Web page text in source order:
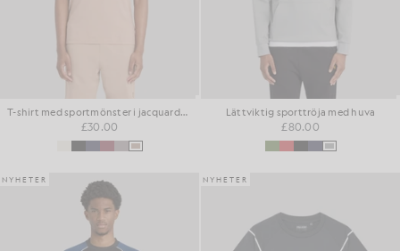
T-shirt med sportmönster i jacquardväv
£30.00
Lättviktig sporttröja med huva
£80.00
NYHETER NYHETER